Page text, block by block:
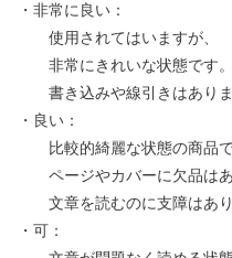
・非常に良い：
使用されてはいますが、
非常にきれいな状態です。
書き込みや線引きはありま
・良い：
比較的綺麗な状態の商品で
ページやカバーに欠品はあ
文章を読むのに支障はあり
・可：